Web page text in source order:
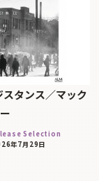
スタンス／マック
Selection
年7月29日